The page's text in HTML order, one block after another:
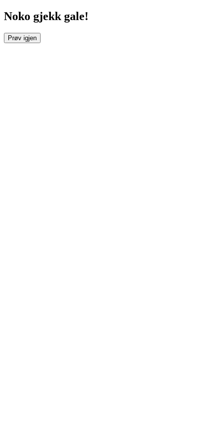
Noko gjekk gale!
Prøv igjen